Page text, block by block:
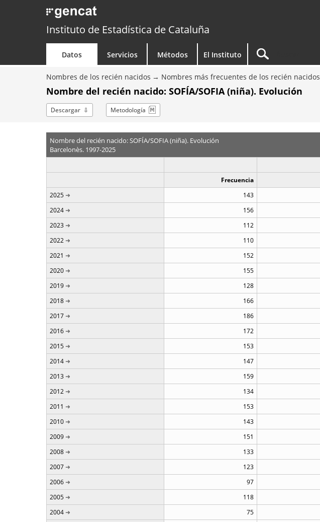
Instituto de Estadística de Cataluña
Datos Servicios Métodos El Instituto
Nombres de los recién nacidos Nombres más frecuentes de los recién nacidos
Nombre del recién nacido: SOFÍA/SOFIA (niña). Evolución
Descargar Metodología
Nombre del recién nacido: SOFÍA/SOFIA (niña). Evolución
Barcelonès. 1997-2025
Frecuencia
2025
143
2024
156
2023
112
2022
110
2021
152
2020
155
2019
128
2018
166
2017
186
2016
172
2015
153
2014
147
2013
159
2012
134
2011
153
2010
143
2009
151
2008
133
2007
123
2006
97
2005
118
2004
75